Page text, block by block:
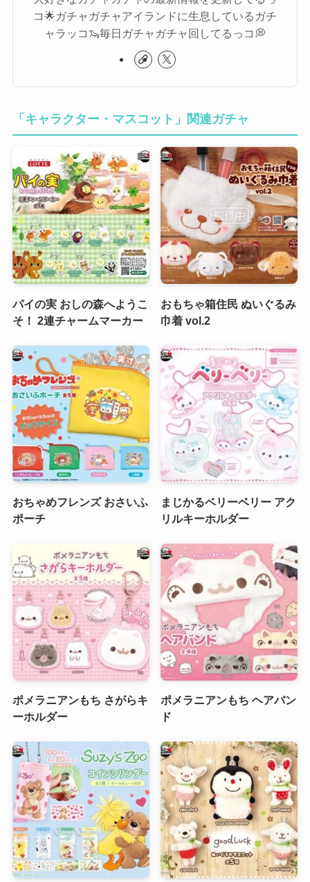
コ🌟ガチャガチャアイランドに生息しているガチ
ャラッコ🦦毎日ガチャガチャ回してるっコ💭
「キャラクター・マスコット」関連ガチャ
パイの実 おしの森へようこ
そ！ 2連チャームマーカー
おもちゃ箱住民 ぬいぐるみ
巾着 vol.2
おちゃめフレンズ おさいふ
ポーチ
まじかるベリーベリー アク
リルキーホルダー
ポメラニアンもち さがらキ
ーホルダー
ポメラニアンもち ヘアバン
ド